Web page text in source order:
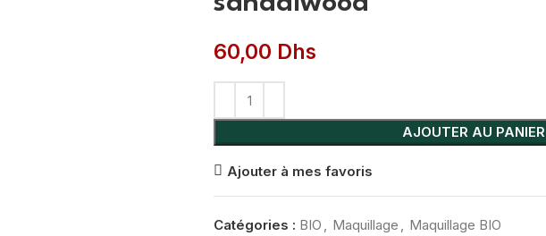
60,00 Dhs
AJOUTER AU PANIER
Ajouter à mes favoris
Catégories : BIO , Maquillage , Maquillage BIO